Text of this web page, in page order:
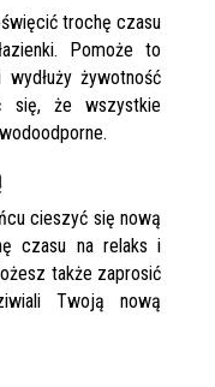
trochę czasu
Pomoże to
żywotność
się, że wszystkie
cieszyć się nową
czasu na relaks i
także zaprosić
Twoją nową